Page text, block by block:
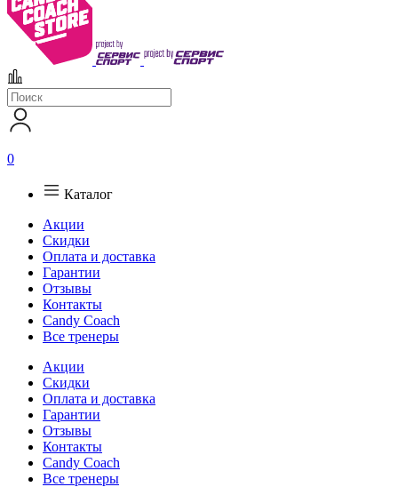
0
Каталог
Акции
Скидки
Оплата и доставка
Гарантии
Отзывы
Контакты
Candy Coach
Все тренеры
Акции
Скидки
Оплата и доставка
Гарантии
Отзывы
Контакты
Candy Coach
Все тренеры